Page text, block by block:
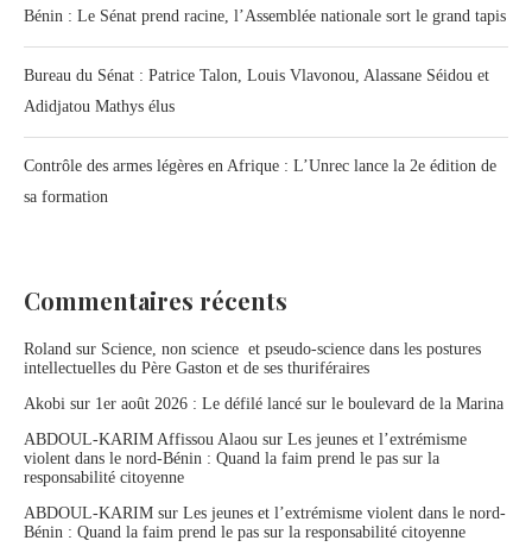
Bénin : Le Sénat prend racine, l’Assemblée nationale sort le grand tapis
Bureau du Sénat : Patrice Talon, Louis Vlavonou, Alassane Séidou et
Adidjatou Mathys élus
Contrôle des armes légères en Afrique : L’Unrec lance la 2e édition de
sa formation
Commentaires récents
Roland sur Science, non science et pseudo-science dans les postures
intellectuelles du Père Gaston et de ses thuriféraires
Akobi sur 1er août 2026 : Le défilé lancé sur le boulevard de la Marina
ABDOUL-KARIM Affissou Alaou sur Les jeunes et l’extrémisme
violent dans le nord-Bénin : Quand la faim prend le pas sur la
responsabilité citoyenne
ABDOUL-KARIM sur Les jeunes et l’extrémisme violent dans le nord-
Bénin : Quand la faim prend le pas sur la responsabilité citoyenne